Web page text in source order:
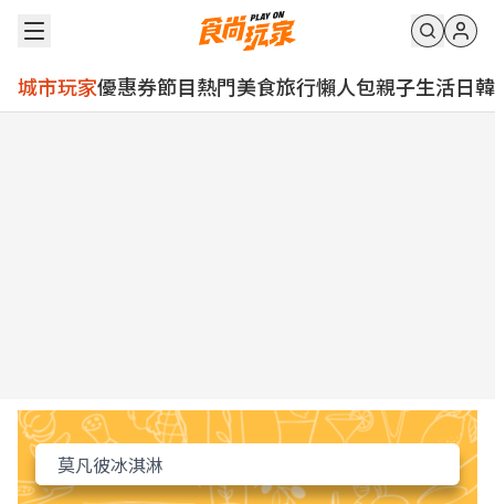
城市玩家優惠券節目熱門美食旅行懶人包親子生活日韓